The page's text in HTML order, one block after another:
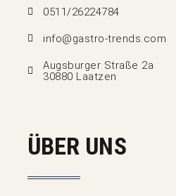
0511/26224784
info@gastro-trends.com
Augsburger Straße 2a
30880 Laatzen
ÜBER UNS